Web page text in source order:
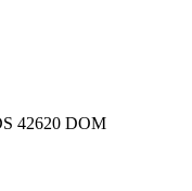
42620 DOM